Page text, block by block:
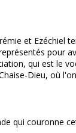
et Ezéchiel
pour
qui est le
Dieu, où
qui couronne